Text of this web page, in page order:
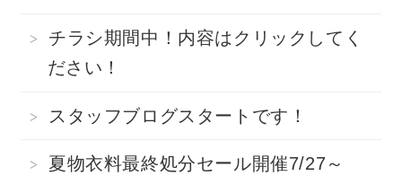
チラシ期間中！内容はクリックしてく
ださい！
スタッフブログスタートです！
夏物衣料最終処分セール開催7/27～